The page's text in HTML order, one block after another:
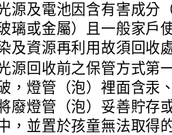
源及電池因含有害成分
璃或金屬）且一般家戶
及資源再利用故須回收
源回收前之保管方式第
，燈管（泡）裡面含汞
廢燈管（泡）妥善貯存
，並置於孩童無法取得